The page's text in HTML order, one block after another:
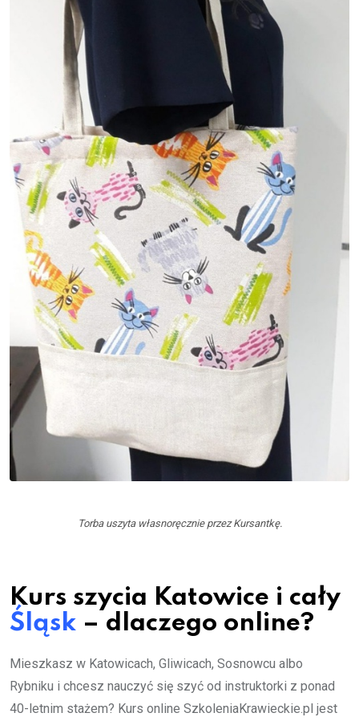
Torba uszyta własnoręcznie przez Kursantkę.
Kurs szycia Katowice i cały
Śląsk – dlaczego online?
Mieszkasz w Katowicach, Gliwicach, Sosnowcu albo
Rybniku i chcesz nauczyć się szyć od instruktorki z ponad
40-letnim stażem? Kurs online SzkoleniaKrawieckie.pl jest